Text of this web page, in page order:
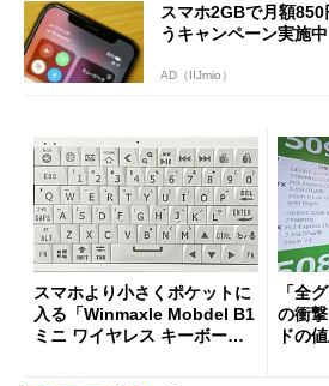
スマホ2GBで月額
うキャンペーン実施中
AD（IIJmio）
スマホより小さくポケットに
入る「Winmaxle Mobdel B1
ミニ ワイヤレス キーボー
「全
の衝
ドの